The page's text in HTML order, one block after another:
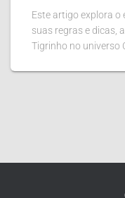
Este artigo explora o
suas regras e dicas,
Tigrinho no universo